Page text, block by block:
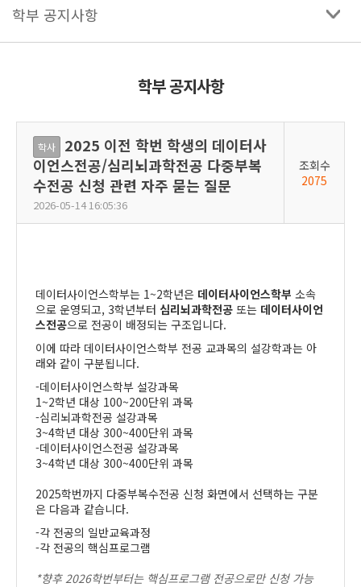
학부 공지사항
학부 공지사항
학사
2025 이전 학번 학생의 데이터사
이언스전공/심리뇌과학전공 다중부복
수전공 신청 관련 자주 묻는 질문
2026-05-14 16:05:36
조회수
2075
데이터사이언스학부는 1~2학년은 데이터사이언스학부 소속
으로 운영되고, 3학년부터 심리뇌과학전공 또는 데이터사이언
스전공으로 전공이 배정되는 구조입니다.
이에 따라 데이터사이언스학부 전공 교과목의 설강학과는 아
래와 같이 구분됩니다.
-데이터사이언스학부 설강과목
1~2학년 대상 100~200단위 과목
-심리뇌과학전공 설강과목
3~4학년 대상 300~400단위 과목
-데이터사이언스전공 설강과목
3~4학년 대상 300~400단위 과목
2025학번까지 다중부복수전공 신청 화면에서 선택하는 구분
은 다음과 같습니다.
-각 전공의 일반교육과정
-각 전공의 핵심프로그램
*향후 2026학번부터는 핵심프로그램 전공으로만 신청 가능